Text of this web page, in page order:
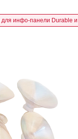
инфо-панели Durable и